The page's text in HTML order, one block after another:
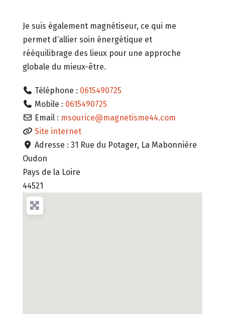
Je suis également magnétiseur, ce qui me
permet d’allier soin énergétique et
rééquilibrage des lieux pour une approche
globale du mieux-être.
Téléphone : 0615490725
Mobile : 0615490725
Email : msourice@magnetisme44.com
Site internet
Adresse : 31 Rue du Potager, La Mabonnière
Oudon
Pays de la Loire
44521